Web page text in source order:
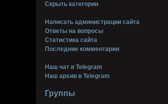
Скрыть категории
Написать администрации сайта
Ответы на вопросы
Статистика сайта
Последние комментарии
Наш чат в Telegram
Наш архив в Telegram
Группы